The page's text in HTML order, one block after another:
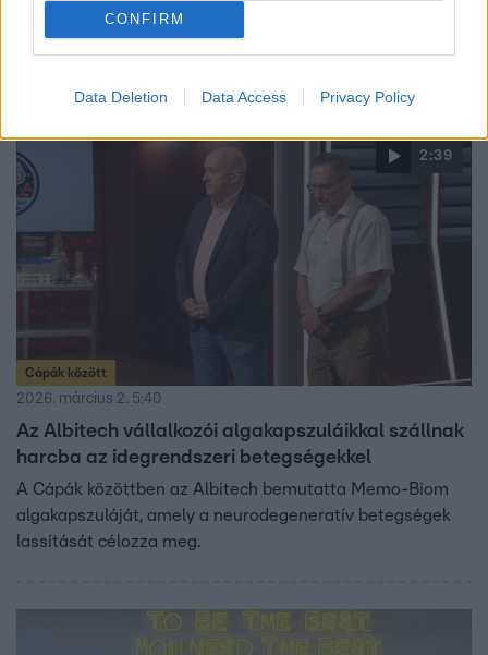
CONFIRM
Data Deletion Data Access Privacy Policy
Benzinárstop 2026: a kormány éjféltől védett árat
vezetett be, mutatjuk, mennyibe kerül mától a benzin és a
2:39
Cápák között
2026. március 2. 5:40
Az Albitech vállalkozói algakapszuláikkal szállnak
harcba az idegrendszeri betegségekkel
A Cápák közöttben az Albitech bemutatta Memo-Biom
algakapszuláját, amely a neurodegeneratív betegségek
lassítását célozza meg.